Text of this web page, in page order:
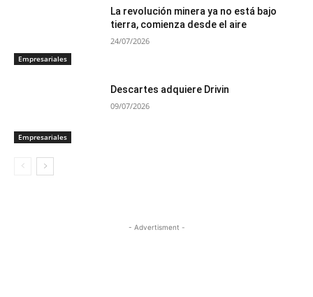
Empresariales
La revolución minera ya no está bajo
tierra, comienza desde el aire
24/07/2026
Empresariales
Descartes adquiere Drivin
09/07/2026
- Advertisment -